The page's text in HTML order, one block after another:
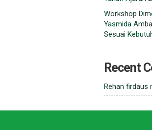
Workshop
Yasmida
Sesuai
Recent
Rehan firdaus